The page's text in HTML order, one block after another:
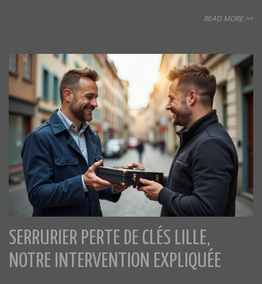
READ MORE >>
SERRURIER PERTE DE CLÉS LILLE,
NOTRE INTERVENTION EXPLIQUÉE